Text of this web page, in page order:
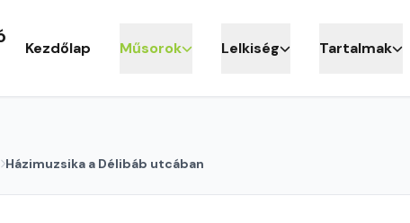
Kezdőlap Műsorok Lelkiség Tartalmak
Házimuzsika a Délibáb utcában